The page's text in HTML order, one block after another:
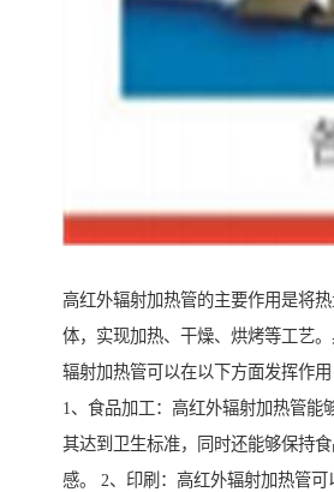
高红外辐射加热管的主要作用是将
体，实现加热、干燥、烘烤等工艺
辐射加热管可以在以下方面发挥作用
1、食品加工：高红外辐射加热管能
其达到卫生标准，同时还能够保持
感。 2、印刷：高红外辐射加热管